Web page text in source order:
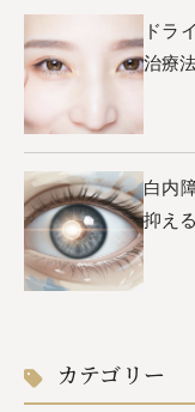
ドラ
治療
白内
抑え
カテゴリー